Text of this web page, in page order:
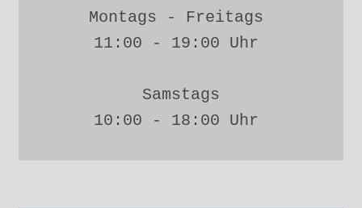
Montags - Freitags
11:00 - 19:00 Uhr
Samstags
10:00 - 18:00 Uhr